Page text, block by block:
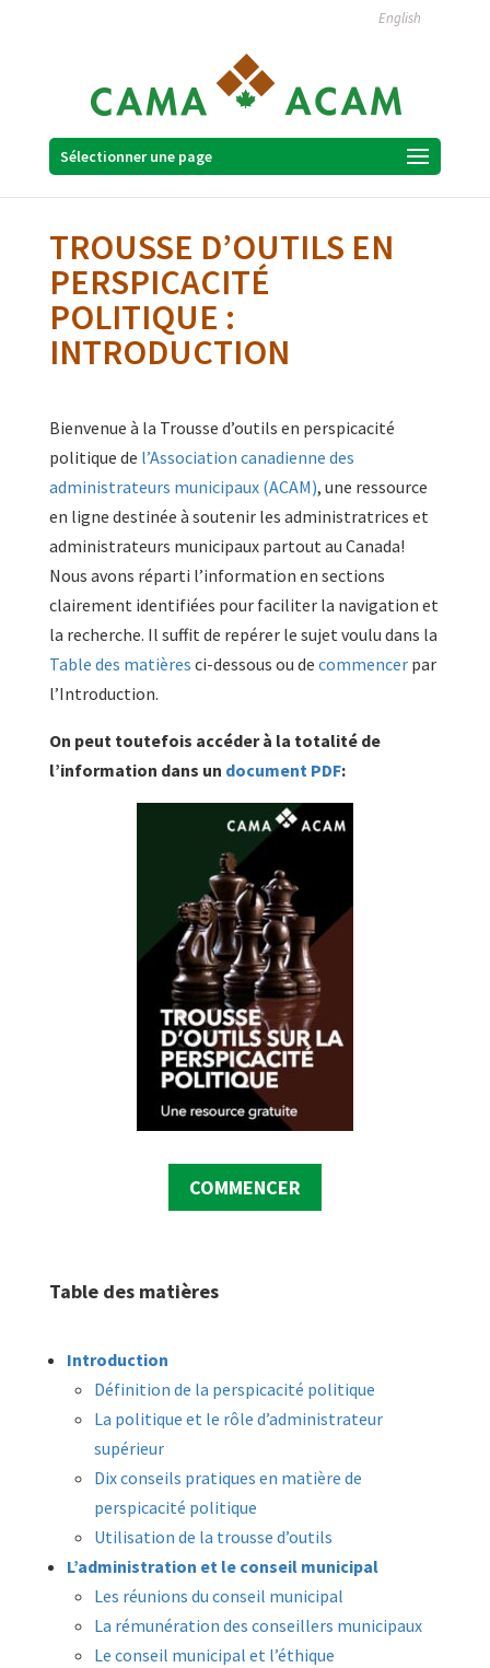
English
Sélectionner une page
TROUSSE D’OUTILS EN
PERSPICACITÉ
POLITIQUE :
INTRODUCTION
Bienvenue à la Trousse d’outils en perspicacité
politique de l’Association canadienne des
administrateurs municipaux (ACAM), une ressource
en ligne destinée à soutenir les administratrices et
administrateurs municipaux partout au Canada!
Nous avons réparti l’information en sections
clairement identifiées pour faciliter la navigation et
la recherche. Il suffit de repérer le sujet voulu dans la
Table des matières ci-dessous ou de commencerpar
l’Introduction.
On peut toutefois accéder à la totalité de
l’information dans un document PDF:
COMMENCER
Table des matières
Introduction
Définition de la perspicacité politique
La politique et le rôle d’administrateur
supérieur
Dix conseils pratiques en matière de
perspicacité politique
Utilisation de la trousse d’outils
L’administration et le conseil municipal
Les réunions du conseil municipal
La rémunération des conseillers municipaux
Le conseil municipal et l’éthique